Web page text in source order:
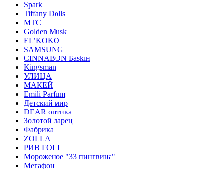
Spark
Tiffany Dolls
МТС
Golden Musk
EL’KOKO
SAMSUNG
CINNABON Бaskiн
Kingsman
УЛИЦА
МАКЕЙ
Emili Parfum
Детский мир
DEAR оптика
Золотой ларец
Фабрика
ZOLLA
РИВ ГОШ
Мороженое "33 пингвина"
Мегафон